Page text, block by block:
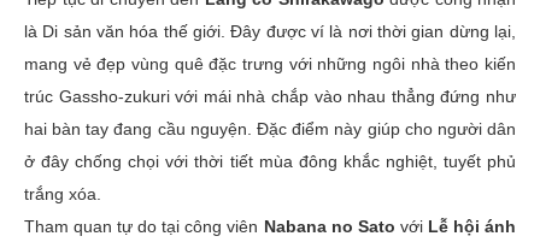
là Di sản văn hóa thế giới. Đây được ví là nơi thời gian dừng lại,
mang vẻ đẹp vùng quê đặc trưng với những ngôi nhà theo kiến
trúc Gassho-zukuri với mái nhà chắp vào nhau thẳng đứng như
hai bàn tay đang cầu nguyện. Đặc điểm này giúp cho người dân
ở đây chống chọi với thời tiết mùa đông khắc nghiệt, tuyết phủ
trắng xóa.
Tham quan tự do tại công viên Nabana no Sato với Lễ hội ánh